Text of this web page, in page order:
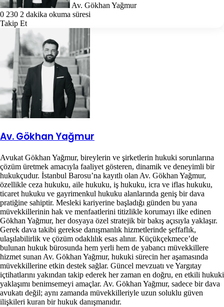
Av. Gökhan Yağmur
0 230 2 dakika okuma süresi
Takip Et
Av. Gökhan Yağmur
Avukat Gökhan Yağmur, bireylerin ve şirketlerin hukuki sorunlarına
çözüm üretmek amacıyla faaliyet gösteren, dinamik ve deneyimli bir
hukukçudur. İstanbul Barosu’na kayıtlı olan Av. Gökhan Yağmur,
özellikle ceza hukuku, aile hukuku, iş hukuku, icra ve iflas hukuku,
ticaret hukuku ve gayrimenkul hukuku alanlarında geniş bir dava
pratiğine sahiptir. Mesleki kariyerine başladığı günden bu yana
müvekkillerinin hak ve menfaatlerini titizlikle korumayı ilke edinen
Gökhan Yağmur, her dosyaya özel stratejik bir bakış açısıyla yaklaşır.
Gerek dava takibi gerekse danışmanlık hizmetlerinde şeffaflık,
ulaşılabilirlik ve çözüm odaklılık esas alınır. Küçükçekmece’de
bulunan hukuk bürosunda hem yerli hem de yabancı müvekkillere
hizmet sunan Av. Gökhan Yağmur, hukuki sürecin her aşamasında
müvekkillerine etkin destek sağlar. Güncel mevzuatı ve Yargıtay
içtihatlarını yakından takip ederek her zaman en doğru, en etkili hukuki
yaklaşımı benimsemeyi amaçlar. Av. Gökhan Yağmur, sadece bir dava
avukatı değil; aynı zamanda müvekkilleriyle uzun soluklu güven
ilişkileri kuran bir hukuk danışmanıdır.